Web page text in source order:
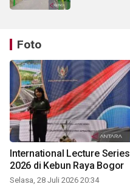
Foto
International Lecture Series
2026 di Kebun Raya Bogor
Selasa, 28 Juli 2026 20:34